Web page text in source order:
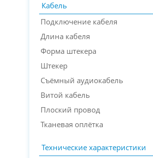
Кабель
Подключение кабеля
Длина кабеля
Форма штекера
Штекер
Съёмный аудиокабель
Витой кабель
Плоский провод
Тканевая оплётка
Технические характеристики